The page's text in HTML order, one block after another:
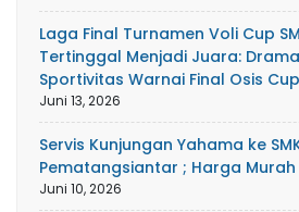
Laga Final Turnamen Voli Cup
Tertinggal Menjadi Juara:
Sportivitas Warnai Final Osis
Juni 13, 2026
Servis Kunjungan Yahama ke
Pematangsiantar ; Harga
Juni 10, 2026